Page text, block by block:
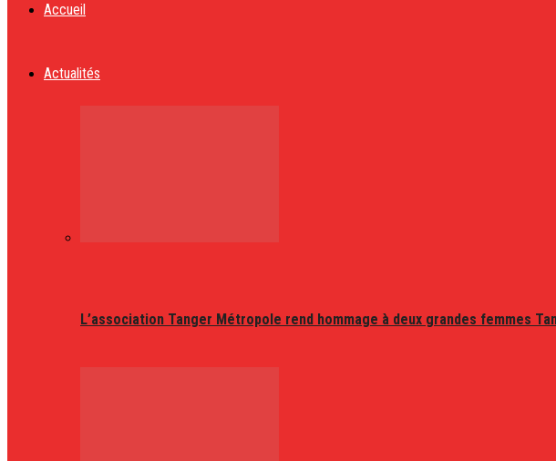
Accueil
Actualités
L’association Tanger Métropole rend hommage à deux grandes femmes